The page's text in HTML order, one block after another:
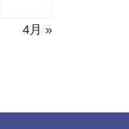
4月 »